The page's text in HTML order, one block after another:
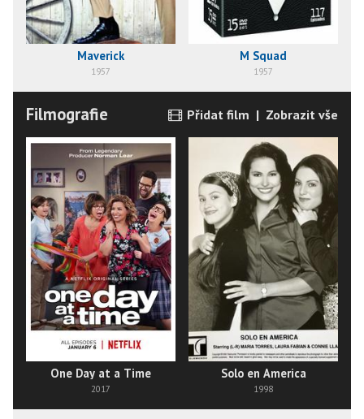
Maverick
1957
M Squad
1957
Filmografie Přidat film | Zobrazit vše
One Day at a Time
2017
Solo en America
1998